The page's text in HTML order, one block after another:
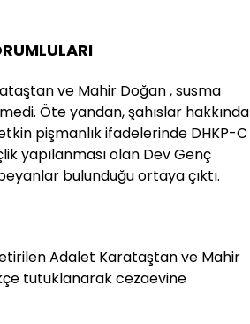
ve Mahir Doğan , susma
Öte yandan, şahıslar hakkında
pişmanlık ifadelerinde DHKP-C
yapılanması olan Dev Genç
bulunduğu ortaya çıktı.
Adalet Karataştan ve Mahir
tutuklanarak cezaevine